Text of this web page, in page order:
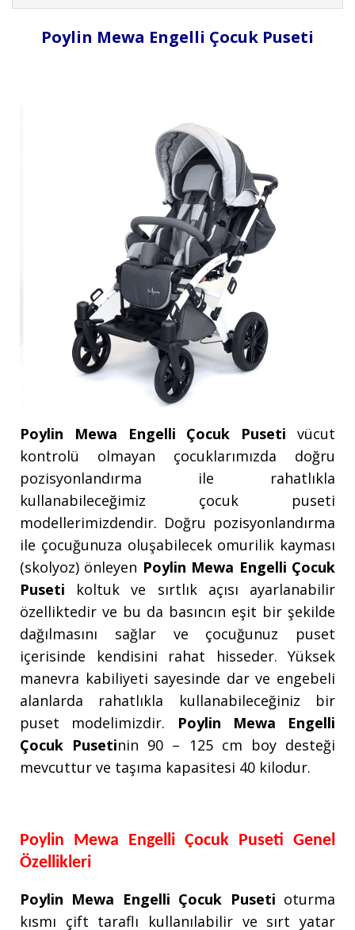
Poylin Mewa Engelli Çocuk Puseti
Poylin Mewa Engelli Çocuk Puseti vücut
kontrolü olmayan çocuklarımızda doğru
pozisyonlandırma ile rahatlıkla
kullanabileceğimiz çocuk puseti
modellerimizdendir. Doğru pozisyonlandırma
ile çocuğunuza oluşabilecek omurilik kayması
(skolyoz) önleyen Poylin Mewa Engelli Çocuk
Puseti koltuk ve sırtlık açısı ayarlanabilir
özelliktedir ve bu da basıncın eşit bir şekilde
dağılmasını sağlar ve çocuğunuz puset
içerisinde kendisini rahat hisseder. Yüksek
manevra kabiliyeti sayesinde dar ve engebeli
alanlarda rahatlıkla kullanabileceğiniz bir
puset modelimizdir.
Poylin Mewa Engelli
Çocuk Pusetinin 90 – 125 cm boy desteği
mevcuttur ve taşıma kapasitesi 40 kilodur.
Poylin Mewa Engelli Çocuk Puseti Genel
Özellikleri
Poylin Mewa Engelli Çocuk Puseti oturma
kısmı çift taraflı kullanılabilir ve sırt yatar